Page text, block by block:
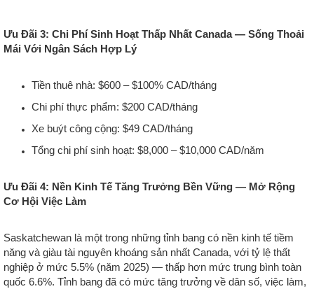
Ưu Đãi 3: Chi Phí Sinh Hoạt Thấp Nhất Canada — Sống Thoải
Mái Với Ngân Sách Hợp Lý
Tiền thuê nhà: $600 – $100% CAD/tháng
Chi phí thực phẩm: $200 CAD/tháng
Xe buýt công cộng: $49 CAD/tháng
Tổng chi phí sinh hoạt: $8,000 – $10,000 CAD/năm
Ưu Đãi 4: Nền Kinh Tế Tăng Trưởng Bền Vững — Mở Rộng
Cơ Hội Việc Làm
Saskatchewan là một trong những tỉnh bang có nền kinh tế tiềm
năng và giàu tài nguyên khoáng sản nhất Canada, với tỷ lệ thất
nghiệp ở mức 5.5% (năm 2025) — thấp hơn mức trung bình toàn
quốc 6.6%. Tỉnh bang đã có mức tăng trưởng về dân số, việc làm,